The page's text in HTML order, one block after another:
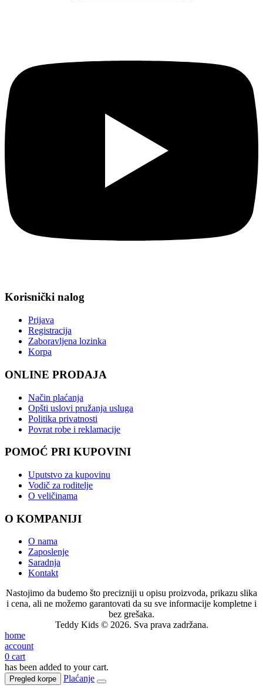
Korisnički nalog
Prijava
Registracija
Zaboravljena lozinka
Korpa
ONLINE PRODAJA
Način plaćanja
Opšti uslovi pružanja usluga
Politika privatnosti
Povrat robe i reklamacije
POMOĆ PRI KUPOVINI
Uputstvo za kupovinu
Vodič za roditelje
O veličinama
O KOMPANIJI
O nama
Zaposlenje
Saradnja
Kontakt
Nastojimo da budemo što precizniji u opisu proizvoda, prikazu slika
i cena, ali ne možemo garantovati da su sve informacije kompletne i
bez grešaka.
Teddy Kids © 2026. Sva prava zadržana.
home
account
0 cart
has been added to your cart.
Pregled korpe Plaćanje